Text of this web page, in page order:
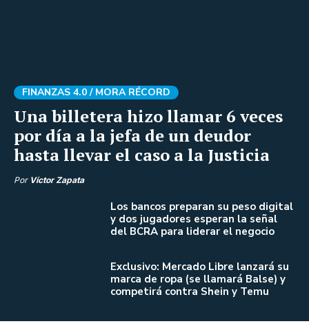
Una billetera hizo llamar 6 veces
por día a la jefa de un deudor
hasta llevar el caso a la Justicia
FINANZAS 4.0 / MORA RÉCORD
Por Víctor Zapata
Los bancos preparan su peso digital
y dos jugadores esperan la señal
del BCRA para liderar el negocio
Exclusivo: Mercado Libre lanzará su
marca de ropa (se llamará Balse) y
competirá contra Shein y Temu